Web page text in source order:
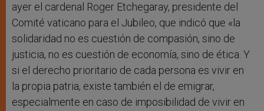
ayer el cardenal Roger Etchegaray, presidente del
Comité vaticano para el Jubileo, que indicó que «la
solidaridad no es cuestión de compasión, sino de
justicia, no es cuestión de economía, sino de ética. Y
si el derecho prioritario de cada persona es vivir en
la propia patria, existe también el de emigrar,
especialmente en caso de imposibilidad de vivir en